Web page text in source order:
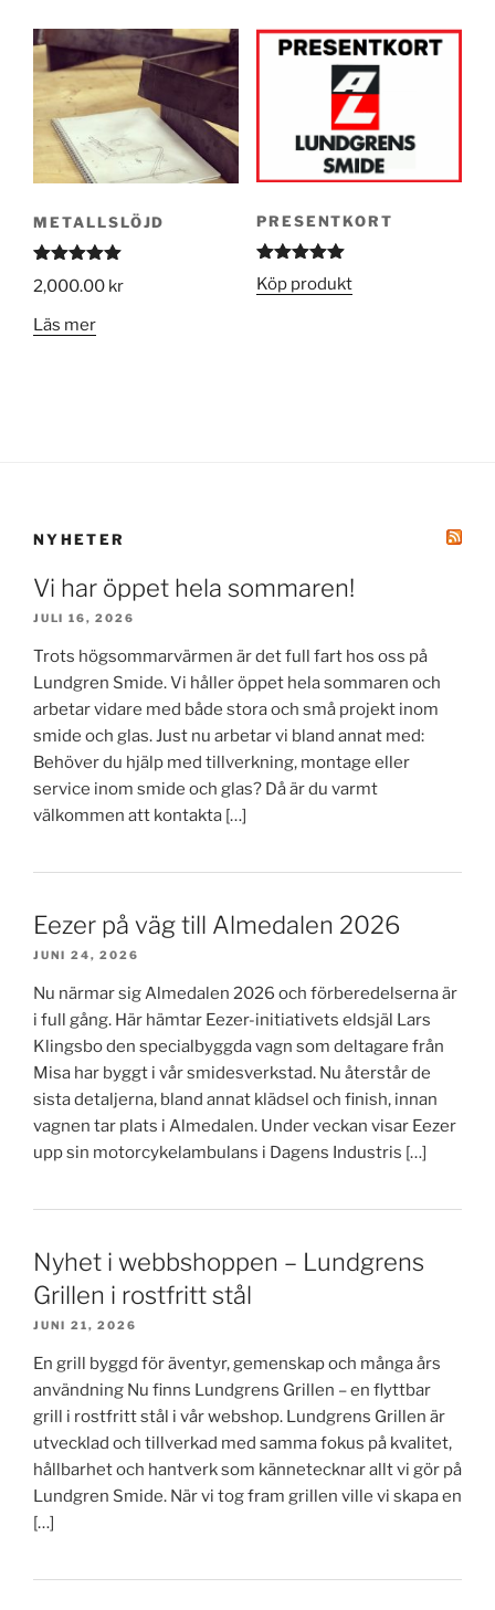
METALLSLÖJD
Betygsatt
5.00av 5
2,000.00 kr
Läs mer
PRESENTKORT
Betygsatt
5.00av 5
Köp produkt
NYHETER
Vi har öppet hela sommaren!
JULI 16, 2026
Trots högsommarvärmen är det full fart hos oss på
Lundgren Smide. Vi håller öppet hela sommaren och
arbetar vidare med både stora och små projekt inom
smide och glas. Just nu arbetar vi bland annat med:
Behöver du hjälp med tillverkning, montage eller
service inom smide och glas? Då är du varmt
välkommen att kontakta […]
Eezer på väg till Almedalen 2026
JUNI 24, 2026
Nu närmar sig Almedalen 2026 och förberedelserna är
i full gång. Här hämtar Eezer-initiativets eldsjäl Lars
Klingsbo den specialbyggda vagn som deltagare från
Misa har byggt i vår smidesverkstad. Nu återstår de
sista detaljerna, bland annat klädsel och finish, innan
vagnen tar plats i Almedalen. Under veckan visar Eezer
upp sin motorcykelambulans i Dagens Industris […]
Nyhet i webbshoppen – Lundgrens
Grillen i rostfritt stål
JUNI 21, 2026
En grill byggd för äventyr, gemenskap och många års
användning Nu finns Lundgrens Grillen – en flyttbar
grill i rostfritt stål i vår webshop. Lundgrens Grillen är
utvecklad och tillverkad med samma fokus på kvalitet,
hållbarhet och hantverk som kännetecknar allt vi gör på
Lundgren Smide. När vi tog fram grillen ville vi skapa en
[…]